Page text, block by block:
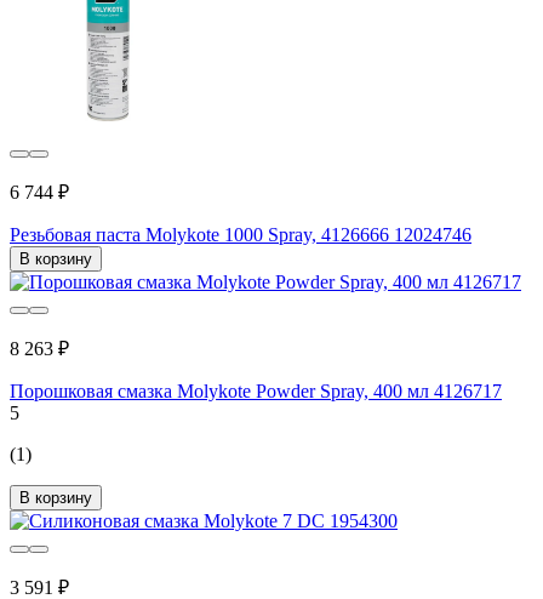
6 744 ₽
Резьбовая паста Molykote 1000 Spray, 4126666 12024746
В корзину
8 263 ₽
Порошковая смазка Molykote Powder Spray, 400 мл 4126717
5
(1)
В корзину
3 591 ₽